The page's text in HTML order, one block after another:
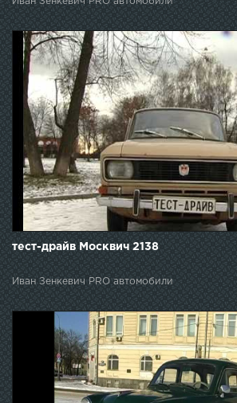
тест-драйв Москвич 2138
Иван Зенкевич PRO автомобили